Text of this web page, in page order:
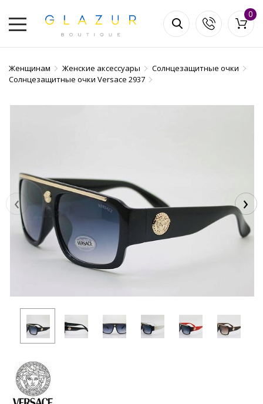
0
Женщинам Женские аксессуары
Солнцезащитные очки
Солнцезащитные очки Versace 2937
‹ ›